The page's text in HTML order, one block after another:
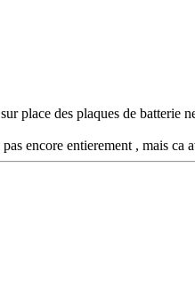
place des plaques de batterie
encore entierement , mais ca